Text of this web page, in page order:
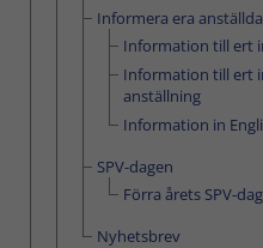
Informera era anställda
Information till ert
Information till ert
anställning
Information in
SPV-dagen
Förra årets SPV-dag
Nyhetsbrev